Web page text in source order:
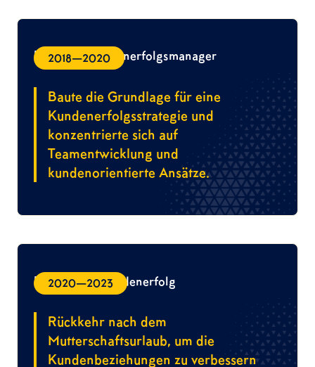
2018—2020
Leitender Kundenerfolgsmanager
Baute die Grundlage für eine
Kundenerfolgsstrategie und
konzentrierte sich auf
Teamentwicklung und
kundenorientierte Ansätze.
2020—2023
Direktor für Kundenerfolg
Rückkehr nach dem
Mutterschaftsurlaub, um die
Kundenbeziehungen zu verbessern